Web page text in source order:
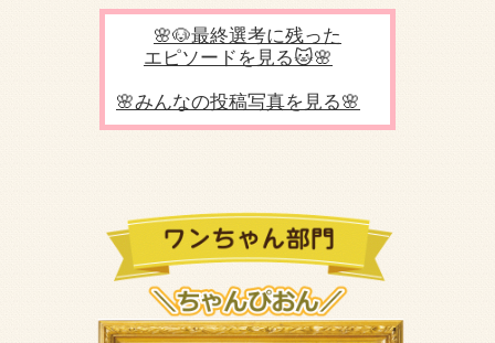
🌸🐶最終選考に残った
エピソードを見る🐱🌸
🌸みんなの投稿写真を見る🌸